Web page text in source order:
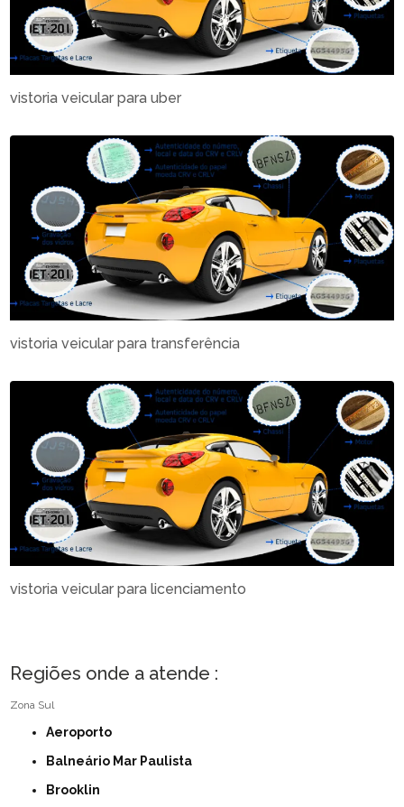
vistoria veicular para uber
vistoria veicular para transferência
vistoria veicular para licenciamento
Regiões onde a atende :
Zona Sul
Aeroporto
Balneário Mar Paulista
Brooklin